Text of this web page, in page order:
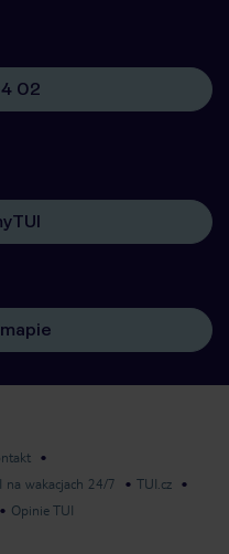
02
na wakacjach 24/7
TUI.cz
Opinie TUI